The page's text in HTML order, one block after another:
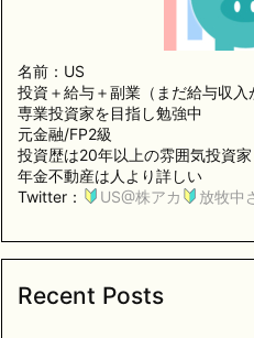
名前：US
投資＋給与＋副業（まだ給与収入
専業投資家を目指し勉強中
元金融/FP2級
投資歴は20年以上の雰囲気投資家
年金不動産は人より詳しい
Twitter：
US@株アカ 放牧中
Recent Posts